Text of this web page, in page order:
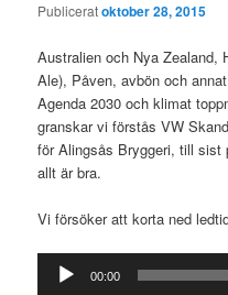
Publiceratoktober 28, 2015
Australien och Nya Zealand,
Ale), Påven, avbön och
Agenda 2030 och klimat
granskar vi förstås VW
för Alingsås Bryggeri, till sist
allt är bra.
Vi försöker att korta ned
Ljudspelare
00:00